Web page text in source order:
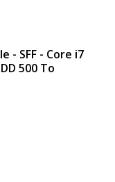
- SFF - Core i7
500 To